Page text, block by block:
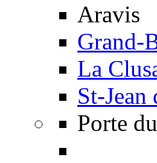
Aravis
Grand-
La
St-Jean
Porte